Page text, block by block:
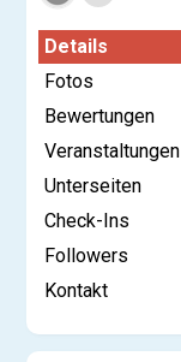
Details
Fotos
Bewertungen
Veranstaltungen
Unterseiten
Check-Ins
Followers
Kontakt